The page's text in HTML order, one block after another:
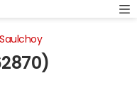
Saulchoy